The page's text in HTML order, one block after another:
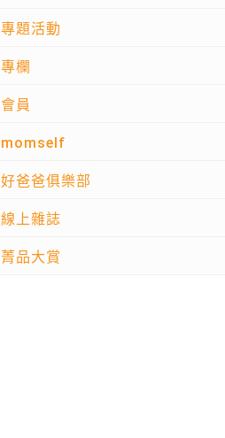
專題活動
專欄
會員
momself
好爸爸俱樂部
線上雜誌
菁品大賞